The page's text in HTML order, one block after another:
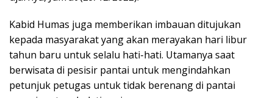
Kabid Humas juga memberikan imbauan ditujukan
kepada masyarakat yang akan merayakan hari libur
tahun baru untuk selalu hati-hati. Utamanya saat
berwisata di pesisir pantai untuk mengindahkan
petunjuk petugas untuk tidak berenang di pantai